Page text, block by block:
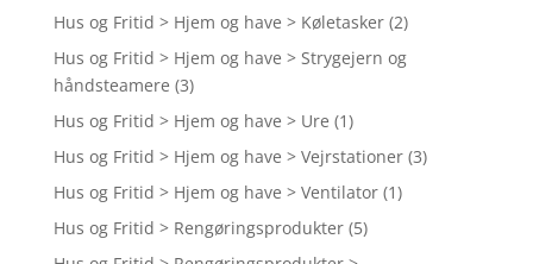
Hus og Fritid > Hjem og have > Køletasker (2)
Hus og Fritid > Hjem og have > Strygejern og
håndsteamere (3)
Hus og Fritid > Hjem og have > Ure (1)
Hus og Fritid > Hjem og have > Vejrstationer (3)
Hus og Fritid > Hjem og have > Ventilator (1)
Hus og Fritid > Rengøringsprodukter (5)